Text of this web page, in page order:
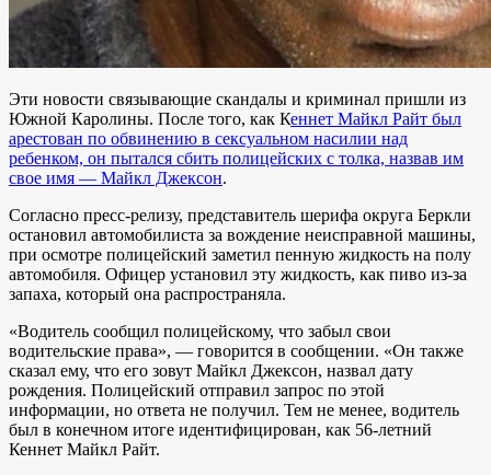
Эти новости связывающие скандалы и криминал пришли из
Южной Каролины. После того, как Кеннет Майкл Райт был
арестован по обвинению в сексуальном насилии над
ребенком, он пытался сбить полицейских с толка, назвав им
свое имя — Майкл Джексон.
Согласно пресс-релизу, представитель шерифа округа Беркли
остановил автомобилиста за вождение неисправной машины,
при осмотре полицейский заметил пенную жидкость на полу
автомобиля. Офицер установил эту жидкость, как пиво из-за
запаха, который она распространяла.
«Водитель сообщил полицейскому, что забыл свои
водительские права», — говорится в сообщении. «Он также
сказал ему, что его зовут Майкл Джексон, назвал дату
рождения. Полицейский отправил запрос по этой
информации, но ответа не получил. Тем не менее, водитель
был в конечном итоге идентифицирован, как 56-летний
Кеннет Майкл Райт.